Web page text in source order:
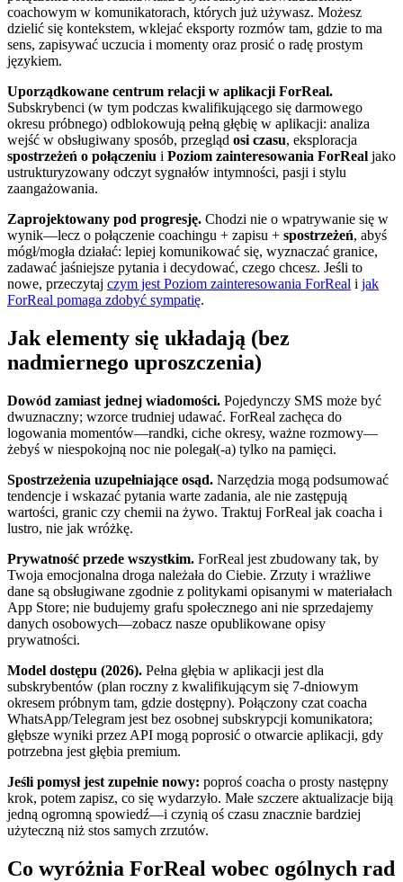
coachowym w komunikatorach, których już używasz. Możesz
dzielić się kontekstem, wklejać eksporty rozmów tam, gdzie to ma
sens, zapisywać uczucia i momenty oraz prosić o radę prostym
językiem.
Uporządkowane centrum relacji w aplikacji ForReal.
Subskrybenci (w tym podczas kwalifikującego się darmowego
okresu próbnego) odblokowują pełną głębię w aplikacji: analiza
wejść w obsługiwany sposób, przegląd osi czasu, eksploracja
spostrzeżeń o połączeniu i Poziom zainteresowania ForReal jako
ustrukturyzowany odczyt sygnałów intymności, pasji i stylu
zaangażowania.
Zaprojektowany pod progresję. Chodzi nie o wpatrywanie się w
wynik—lecz o połączenie coachingu + zapisu + spostrzeżeń, abyś
mógł/mogła działać: lepiej komunikować się, wyznaczać granice,
zadawać jaśniejsze pytania i decydować, czego chcesz. Jeśli to
nowe, przeczytaj czym jest Poziom zainteresowania ForReal i jak
ForReal pomaga zdobyć sympatię.
Jak elementy się układają (bez
nadmiernego uproszczenia)
Dowód zamiast jednej wiadomości. Pojedynczy SMS może być
dwuznaczny; wzorce trudniej udawać. ForReal zachęca do
logowania momentów—randki, ciche okresy, ważne rozmowy—
żebyś w niespokojną noc nie polegał(-a) tylko na pamięci.
Spostrzeżenia uzupełniające osąd. Narzędzia mogą podsumować
tendencje i wskazać pytania warte zadania, ale nie zastępują
wartości, granic czy chemii na żywo. Traktuj ForReal jak coacha i
lustro, nie jak wróżkę.
Prywatność przede wszystkim. ForReal jest zbudowany tak, by
Twoja emocjonalna droga należała do Ciebie. Zrzuty i wrażliwe
dane są obsługiwane zgodnie z politykami opisanymi w materiałach
App Store; nie budujemy grafu społecznego ani nie sprzedajemy
danych osobowych—zobacz nasze opublikowane opisy
prywatności.
Model dostępu (2026). Pełna głębia w aplikacji jest dla
subskrybentów (plan roczny z kwalifikującym się 7-dniowym
okresem próbnym tam, gdzie dostępny). Połączony czat coacha
WhatsApp/Telegram jest bez osobnej subskrypcji komunikatora;
głębsze wyniki przez API mogą poprosić o otwarcie aplikacji, gdy
potrzebna jest głębia premium.
Jeśli pomysł jest zupełnie nowy: poproś coacha o prosty następny
krok, potem zapisz, co się wydarzyło. Małe szczere aktualizacje biją
jedną ogromną spowiedź—i czynią oś czasu znacznie bardziej
użyteczną niż stos samych zrzutów.
Co wyróżnia ForReal wobec ogólnych rad